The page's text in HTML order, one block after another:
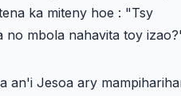
ka miteny hoe : "Tsy
no mbola nahavita toy
an'i Jesoa ary